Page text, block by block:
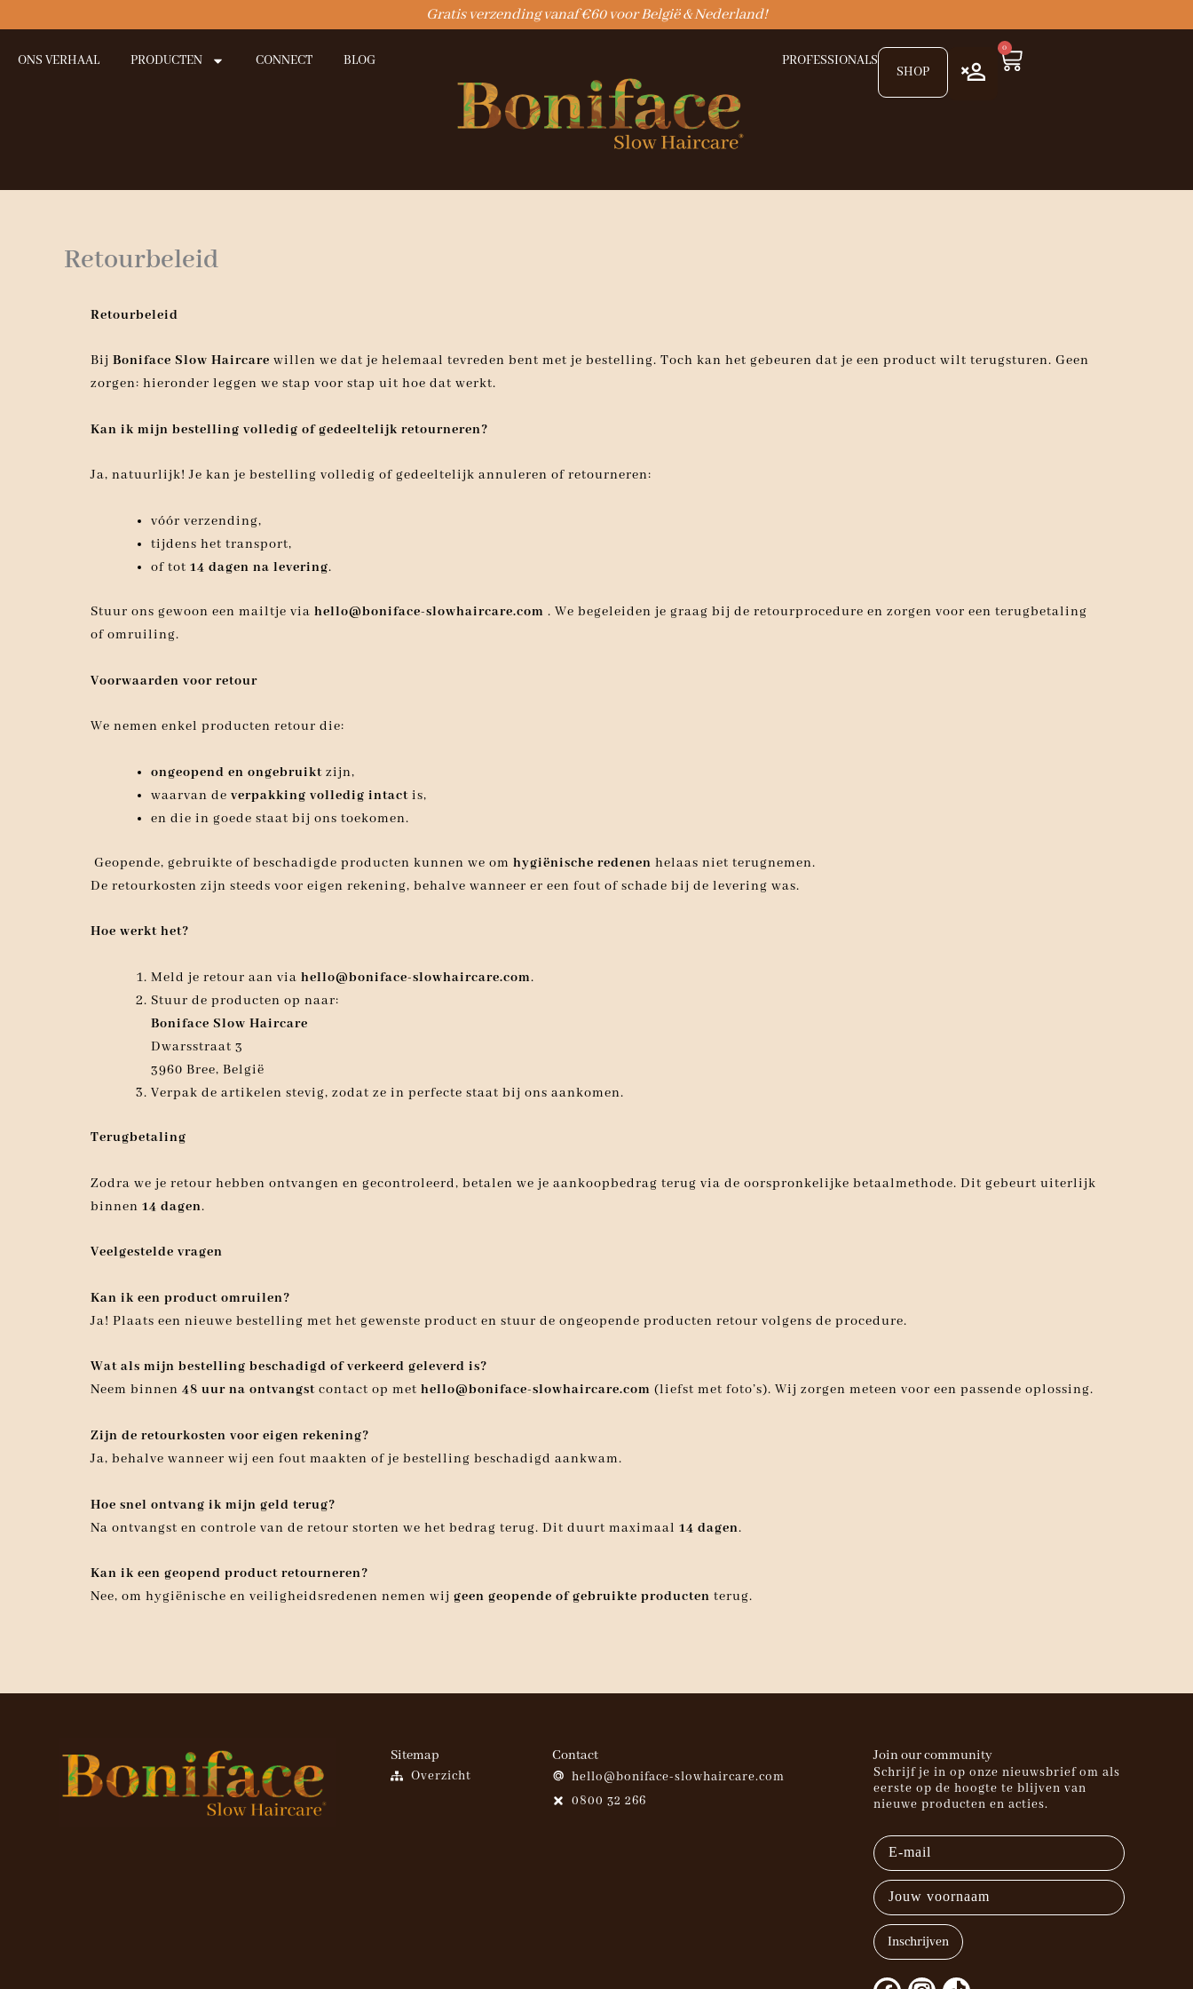
naar
Gratis verzending vanaf €60 voor België & Nederland!
ONS VERHAAL PRODUCTEN CONNECT BLOG PROFESSIONALS
SHOP
0
Winkelwagen
Retourbeleid
Retourbeleid
Bij Boniface Slow Haircare willen we dat je helemaal tevreden bent met je bestelling. Toch kan het gebeuren dat je een product wilt terugsturen. Geen
zorgen: hieronder leggen we stap voor stap uit hoe dat werkt.
Kan ik mijn bestelling volledig of gedeeltelijk retourneren?
Ja, natuurlijk! Je kan je bestelling volledig of gedeeltelijk annuleren of retourneren:
vóór verzending,
tijdens het transport,
of tot 14 dagen na levering.
Stuur ons gewoon een mailtje via hello@boniface-slowhaircare.com . We begeleiden je graag bij de retourprocedure en zorgen voor een terugbetaling
of omruiling.
Voorwaarden voor retour
We nemen enkel producten retour die:
ongeopend en ongebruikt zijn,
waarvan de verpakking volledig intact is,
en die in goede staat bij ons toekomen.
Geopende, gebruikte of beschadigde producten kunnen we om hygiënische redenen helaas niet terugnemen.
De retourkosten zijn steeds voor eigen rekening, behalve wanneer er een fout of schade bij de levering was.
Hoe werkt het?
Meld je retour aan via hello@boniface-slowhaircare.com.
Stuur de producten op naar:
Boniface Slow Haircare
Dwarsstraat 3
3960 Bree, België
Verpak de artikelen stevig, zodat ze in perfecte staat bij ons aankomen.
Terugbetaling
Zodra we je retour hebben ontvangen en gecontroleerd, betalen we je aankoopbedrag terug via de oorspronkelijke betaalmethode. Dit gebeurt uiterlijk
binnen 14 dagen.
Veelgestelde vragen
Kan ik een product omruilen?
Ja! Plaats een nieuwe bestelling met het gewenste product en stuur de ongeopende producten retour volgens de procedure.
Wat als mijn bestelling beschadigd of verkeerd geleverd is?
Neem binnen 48 uur na ontvangst contact op met hello@boniface-slowhaircare.com (liefst met foto’s). Wij zorgen meteen voor een passende oplossing.
Zijn de retourkosten voor eigen rekening?
Ja, behalve wanneer wij een fout maakten of je bestelling beschadigd aankwam.
Hoe snel ontvang ik mijn geld terug?
Na ontvangst en controle van de retour storten we het bedrag terug. Dit duurt maximaal 14 dagen.
Kan ik een geopend product retourneren?
Nee, om hygiënische en veiligheidsredenen nemen wij geen geopende of gebruikte producten terug.
Sitemap
Overzicht
Contact
hello@boniface-slowhaircare.com
0800 32 266
Join our community
Schrijf je in op onze nieuwsbrief om als
eerste op de hoogte te blijven van
nieuwe producten en acties.
E-
mail
Naam
Inschrijven